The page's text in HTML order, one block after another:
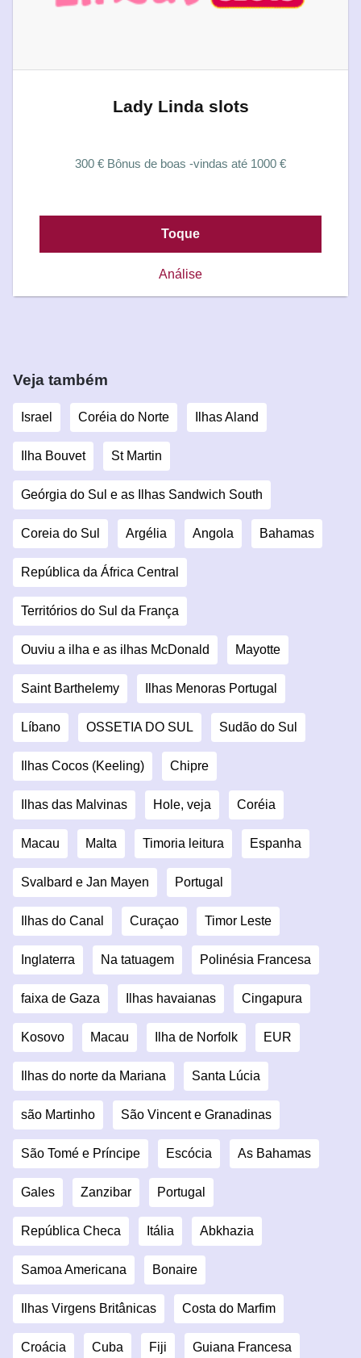
Lady Linda slots
300 € Bônus de boas -vindas até 1000 €
Toque
Análise
Veja também
Israel Coréia do Norte Ilhas Aland
Ilha Bouvet St Martin
Geórgia do Sul e as Ilhas Sandwich South
Coreia do Sul Argélia Angola Bahamas
República da África Central
Territórios do Sul da França
Ouviu a ilha e as ilhas McDonald Mayotte
Saint Barthelemy Ilhas Menoras Portugal
Líbano OSSETIA DO SUL Sudão do Sul
Ilhas Cocos (Keeling) Chipre
Ilhas das Malvinas Hole, veja Coréia
Macau Malta Timoria leitura Espanha
Svalbard e Jan Mayen Portugal
Ilhas do Canal Curaçao Timor Leste
Inglaterra Na tatuagem Polinésia Francesa
faixa de Gaza Ilhas havaianas Cingapura
Kosovo Macau Ilha de Norfolk EUR
Ilhas do norte da Mariana Santa Lúcia
são Martinho São Vincent e Granadinas
São Tomé e Príncipe Escócia As Bahamas
Gales Zanzibar Portugal
República Checa Itália Abkhazia
Samoa Americana Bonaire
Ilhas Virgens Britânicas Costa do Marfim
Croácia Cuba Fiji Guiana Francesa